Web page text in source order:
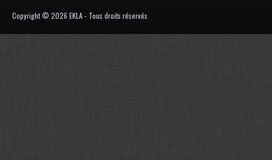
Copyright © 2026 EKLA - Tous droits réservés